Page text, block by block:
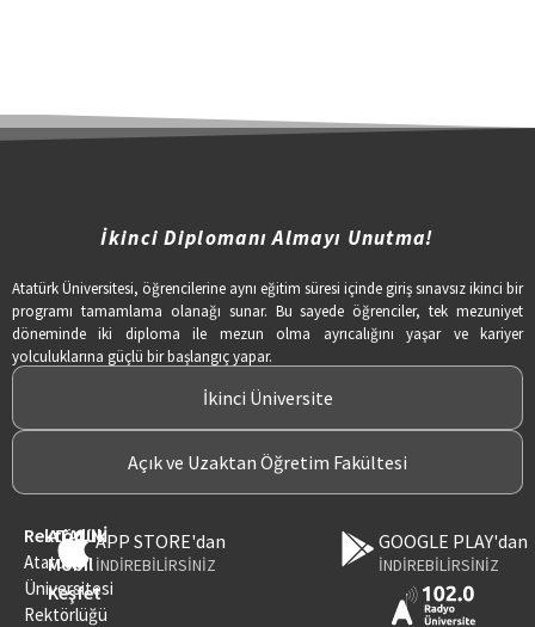
İkinci Diplomanı Almayı Unutma!
Atatürk Üniversitesi, öğrencilerine aynı eğitim süresi içinde giriş sınavsız ikinci bir
programı tamamlama olanağı sunar. Bu sayede öğrenciler, tek mezuniyet
döneminde iki diploma ile mezun olma ayrıcalığını yaşar ve kariyer
yolculuklarına güçlü bir başlangıç yapar.
İkinci Üniversite
Açık ve Uzaktan Öğretim Fakültesi
Rektörlük
Atatürk
Üniversitesi
Rektörlüğü
ATAUNİ
Mobil
Keşfet
APP STORE'dan
İNDİREBİLİRSİNİZ
GOOGLE PLAY'dan
İNDİREBİLİRSİNİZ